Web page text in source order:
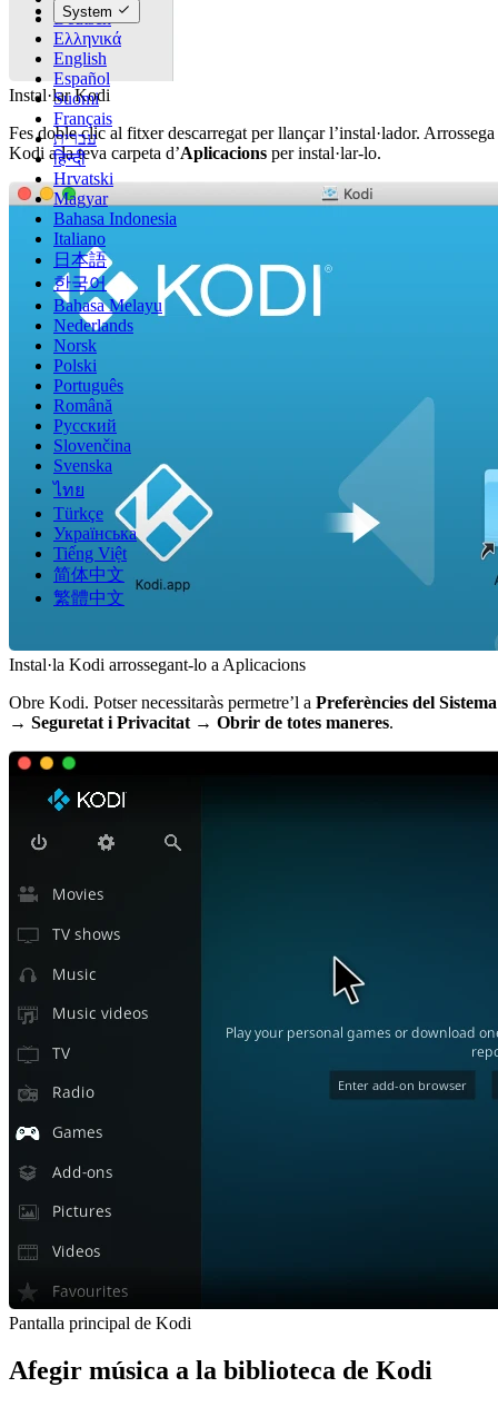
Deutsch
Ελληνικά
English
Español
Suomi
Français
עברית
हिन्दी
Hrvatski
Magyar
Bahasa Indonesia
Italiano
日本語
한국어
Bahasa Melayu
Nederlands
Norsk
Polski
Português
Română
Русский
Slovenčina
Svenska
ไทย
Türkçe
Українська
Tiếng Việt
简体中文
繁體中文
System
Instal·lar Kodi
Fes doble clic al fitxer descarregat per llançar l’instal·lador. Arrossega
Kodi a la teva carpeta d’Aplicacions per instal·lar-lo.
Instal·la Kodi arrossegant-lo a Aplicacions
Obre Kodi. Potser necessitaràs permetre’l a Preferències del Sistema
→ Seguretat i Privacitat → Obrir de totes maneres.
Pantalla principal de Kodi
Afegir música a la biblioteca de Kodi